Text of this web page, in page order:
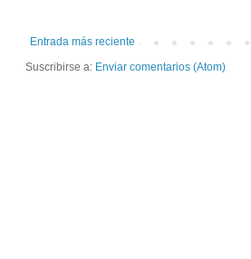
Entrada más reciente
Suscribirse a: Enviar comentarios (Atom)